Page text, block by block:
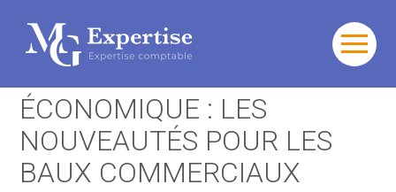
Aller
Gérer votre quotidien
Développer votre activité
Gérer votre patrimoine
Facturation Électronique
SIMPLIFICATION DE LA VIE
ÉCONOMIQUE : LES
NOUVEAUTÉS POUR LES
BAUX COMMERCIAUX